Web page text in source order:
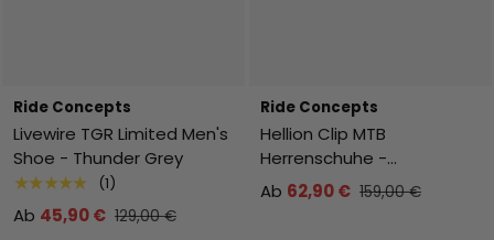
Ride Concepts
Livewire TGR Limited Men's
Shoe - Thunder Grey
★★★★★ (1)
Ab 45,90 € 129,00 €
Ride Concepts
Hellion Clip MTB
Herrenschuhe -
Black/Charcoal
Ab 62,90 € 159,00 €